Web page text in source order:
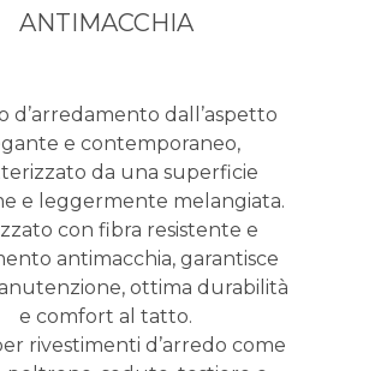
ANTIMACCHIA
d’arredamento dall’aspetto
e contemporaneo,
da una superficie
e leggermente melangiata.
con fibra resistente e
antimacchia, garantisce
ottima durabilità
e comfort al tatto.
rivestimenti d’arredo come